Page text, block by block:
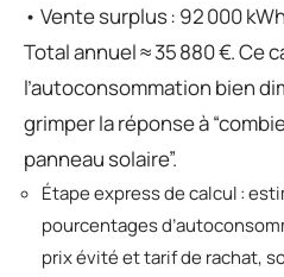
• Vente surplus : 92 000
Total annuel ≈ 35 880 €. Ce
l’autoconsommation bien
grimper la réponse à
panneau solaire”.
Étape express de calcul :
pourcentages
prix évité et tarif de rachat,